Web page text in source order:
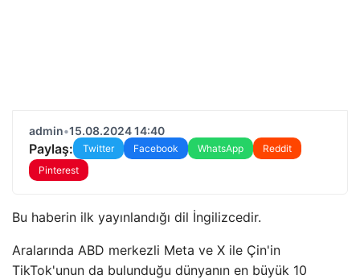
admin•15.08.2024 14:40
Paylaş: Twitter Facebook WhatsApp
Reddit
Pinterest
Bu haberin ilk yayınlandığı dil İngilizcedir.
Aralarında ABD merkezli Meta ve X ile Çin'in
TikTok'unun da bulunduğu dünyanın en büyük 10